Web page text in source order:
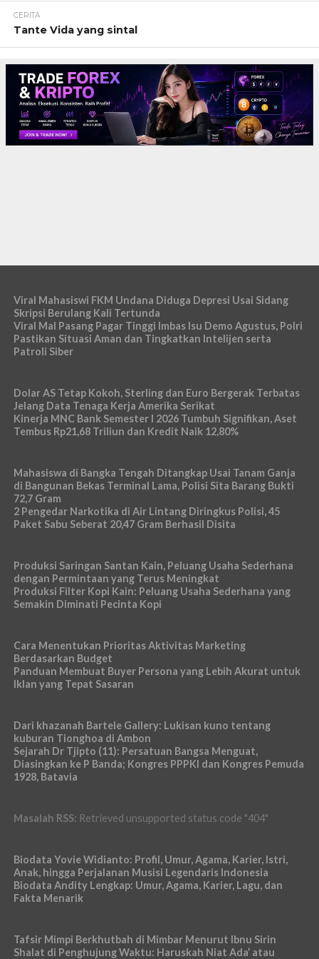
CERITA
Tante Vida yang sintal
Viral Mahasiswi FKM Undana Diduga Depresi Usai Sidang
Skripsi Berulang Kali Tertunda
Viral Mal Pasang Pagar Tinggi Imbas Isu Demo Agustus, Polri
Pastikan Situasi Aman dan Tingkatkan Intelijen serta
Patroli Siber
Dolar AS Tetap Kokoh, Sterling dan Euro Bergerak Terbatas
Jelang Data Tenaga Kerja Amerika Serikat
Kinerja MNC Bank Semester I 2026 Tumbuh Signifikan, Aset
Tembus Rp21,68 Triliun dan Kredit Naik 12,80%
Mahasiswa di Bangka Tengah Ditangkap Usai Tanam Ganja
di Bangunan Bekas Terminal Lama, Polisi Sita Barang Bukti
72,7 Gram
2 Pengedar Narkotika di Air Lintang Diringkus Polisi, 45
Paket Sabu Seberat 20,47 Gram Berhasil Disita
Produksi Saringan Santan Kain, Peluang Usaha Sederhana
dengan Permintaan yang Terus Meningkat
Produksi Filter Kopi Kain: Peluang Usaha Sederhana yang
Semakin Diminati Pecinta Kopi
Cara Menentukan Prioritas Aktivitas Marketing
Berdasarkan Budget
Panduan Membuat Buyer Persona yang Lebih Akurat untuk
Iklan yang Tepat Sasaran
Dari khazanah Bartele Gallery: Lukisan kuno tentang
kuburan Tionghoa di Ambon
Sejarah Dr Tjipto (11): Persatuan Bangsa Menguat,
Diasingkan ke P Banda; Kongres PPPKI dan Kongres Pemuda
1928, Batavia
Masalah RSS: Retrieved unsupported status code "404"
Biodata Yovie Widianto: Profil, Umur, Agama, Karier, Istri,
Anak, hingga Perjalanan Musisi Legendaris Indonesia
Biodata Andity Lengkap: Umur, Agama, Karier, Lagu, dan
Fakta Menarik
Tafsir Mimpi Berkhutbah di Mimbar Menurut Ibnu Sirin
Shalat di Penghujung Waktu: Haruskah Niat Ada’ atau